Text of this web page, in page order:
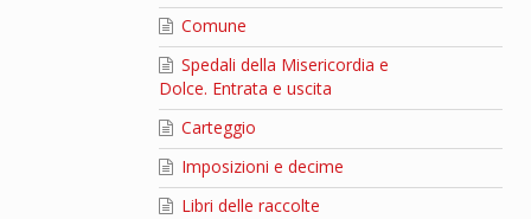
Comune
Spedali della Misericordia e
Dolce. Entrata e uscita
Carteggio
Imposizioni e decime
Libri delle raccolte